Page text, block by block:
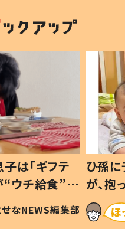
は「ギフテ
“ウチ給食”を
は #令和の親
せなNEWS編集部
ひ孫
が、
「涙が
い」